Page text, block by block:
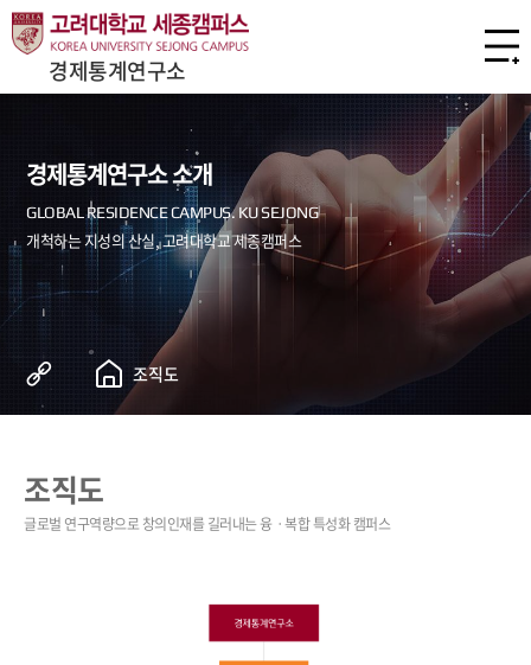
경제통계연구소
경제통계연구소 소개
조직도
조직도